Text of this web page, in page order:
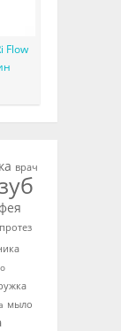
Flow
врач
мыло